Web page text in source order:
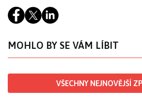
MOHLO BY SE VÁM LÍBIT
VŠECHNY NEJNOVĚJŠÍ